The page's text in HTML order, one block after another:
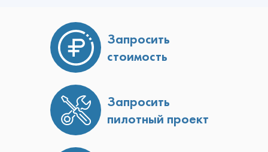
Запросить
стоимость
Запросить
пилотный проект